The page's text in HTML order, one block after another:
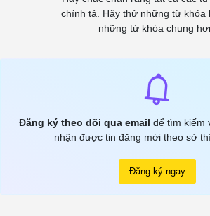
chính tả. Hãy thử những từ khóa
những từ khóa chung
Đăng ký theo dõi qua email để tìm kiếm
nhận được tin đăng mới theo sở
Đăng ký ngay